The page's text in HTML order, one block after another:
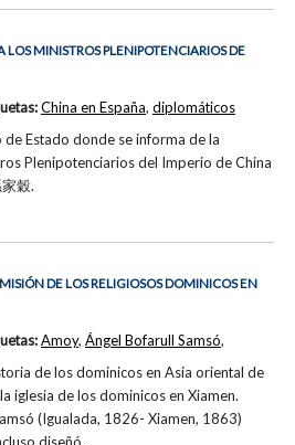
LOS MINISTROS PLENIPOTENCIARIOS DE
Estado donde se informa de la
Plenipotenciarios del Imperio de China
穀.
China en España, diplomáticos
DE LOS RELIGIOSOS DOMINICOS EN
de los dominicos en Asia oriental de
iglesia de los dominicos en Xiamen.
(Igualada, 1826- Xiamen, 1863)
diseñó…
Amoy, Ángel Bofarull Samsó,